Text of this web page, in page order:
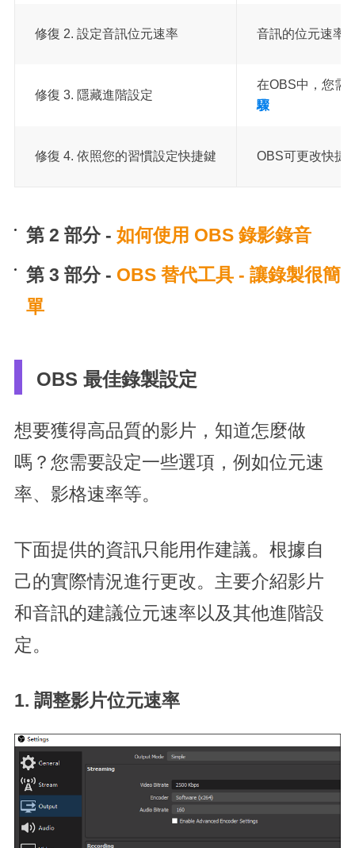
修復 2. 設定音訊位元速率 音訊的位元速率
修復 3. 隱藏進階設定
在OBS中，您需
驟
修復 4. 依照您的習慣設定快捷鍵 OBS可更改快捷
第 2 部分 - 如何使用 OBS 錄影錄音
第 3 部分 - OBS 替代工具 - 讓錄製很簡
單
OBS 最佳錄製設定
想要獲得高品質的影片，知道怎麼做
嗎？您需要設定一些選項，例如位元速
率、影格速率等。
下面提供的資訊只能用作建議。根據自
己的實際情況進行更改。主要介紹影片
和音訊的建議位元速率以及其他進階設
定。
1. 調整影片位元速率